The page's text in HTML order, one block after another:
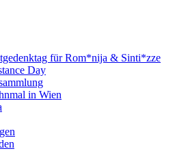
für Rom*nija & Sinti*zze
Day
in Wien